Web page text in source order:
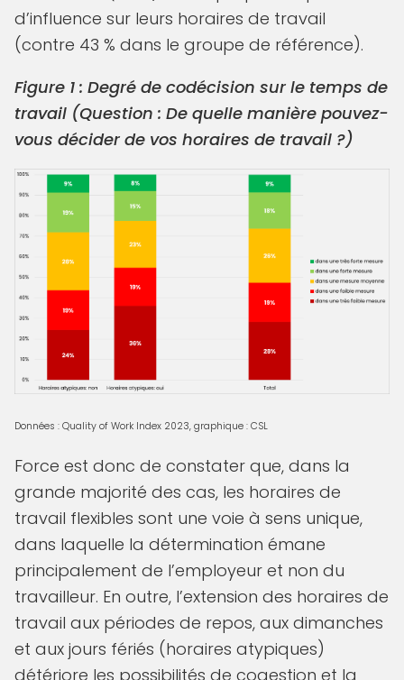
d’influence sur leurs horaires de travail
(contre 43 % dans le groupe de référence).
Figure 1 : Degré de codécision sur le temps de
travail (Question : De quelle manière pouvez-
vous décider de vos horaires de travail ?)
Données : Quality of Work Index 2023, graphique : CSL
Force est donc de constater que, dans la
grande majorité des cas, les horaires de
travail flexibles sont une voie à sens unique,
dans laquelle la détermination émane
principalement de l’employeur et non du
travailleur. En outre, l’extension des horaires de
travail aux périodes de repos, aux dimanches
et aux jours fériés (horaires atypiques)
détériore les possibilités de cogestion et la